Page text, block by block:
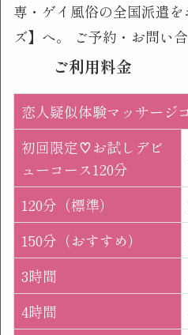
専・ゲイ風俗の全国派遣
ズ】へ。 ご予約・お問い
ご利用料金
恋人疑似体験マッサージ
初回限定♡お試しデビ
ューコース120分
120分（標準）
150分（おすすめ）
3時間
4時間